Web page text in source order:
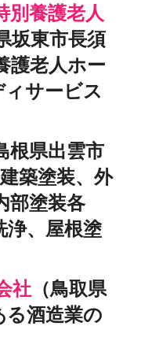
別養護老人
坂東市長須
護老人ホー
サービス
根県出雲市
築塗装、外
部塗装各
浄、屋根塗
社 （鳥取県
る酒造業の